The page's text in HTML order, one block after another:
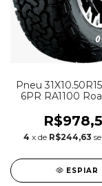
Pneu
6PR RA1100
4 x de R$244,63
ESPIAR